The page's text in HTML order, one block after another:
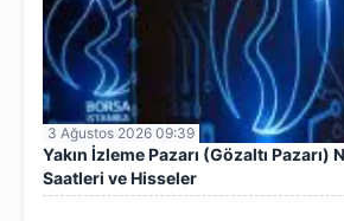
3 Ağustos 2026 09:39
Yakın İzleme Pazarı (Gözaltı Pazarı)
Saatleri ve Hisseler